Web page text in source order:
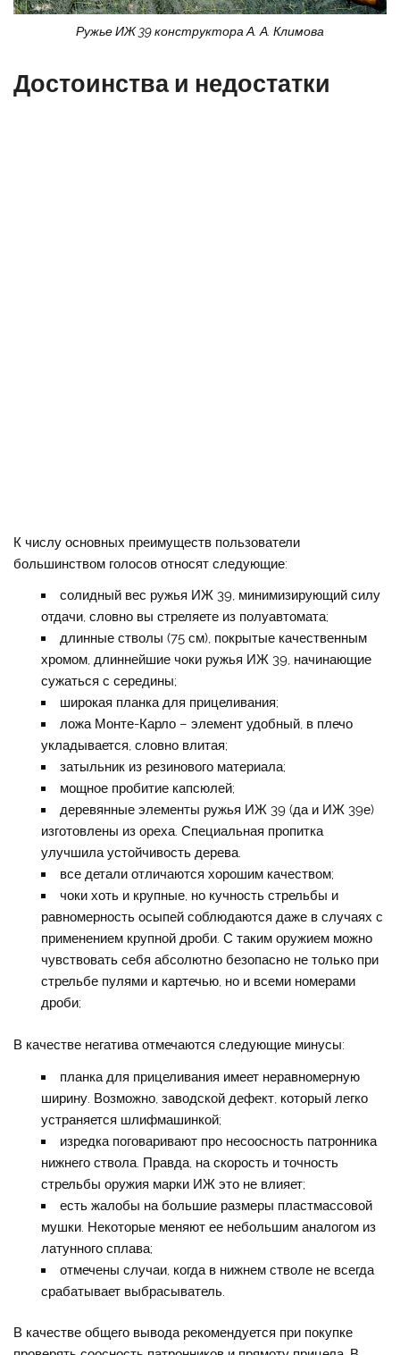
Ружье ИЖ 39 конструктора А. А. Климова
Достоинства и недостатки
К числу основных преимуществ пользователи
большинством голосов относят следующие:
солидный вес ружья ИЖ 39, минимизирующий силу
отдачи, словно вы стреляете из полуавтомата;
длинные стволы (75 см), покрытые качественным
хромом, длиннейшие чоки ружья ИЖ 39, начинающие
сужаться с середины;
широкая планка для прицеливания;
ложа Монте-Карло – элемент удобный, в плечо
укладывается, словно влитая;
затыльник из резинового материала;
мощное пробитие капсюлей;
деревянные элементы ружья ИЖ 39 (да и ИЖ 39е)
изготовлены из ореха. Специальная пропитка
улучшила устойчивость дерева.
все детали отличаются хорошим качеством;
чоки хоть и крупные, но кучность стрельбы и
равномерность осыпей соблюдаются даже в случаях с
применением крупной дроби. С таким оружием можно
чувствовать себя абсолютно безопасно не только при
стрельбе пулями и картечью, но и всеми номерами
дроби;
В качестве негатива отмечаются следующие минусы:
планка для прицеливания имеет неравномерную
ширину. Возможно, заводской дефект, который легко
устраняется шлифмашинкой;
изредка поговаривают про несоосность патронника
нижнего ствола. Правда, на скорость и точность
стрельбы оружия марки ИЖ это не влияет;
есть жалобы на большие размеры пластмассовой
мушки. Некоторые меняют ее небольшим аналогом из
латунного сплава;
отмечены случаи, когда в нижнем стволе не всегда
срабатывает выбрасыватель.
В качестве общего вывода рекомендуется при покупке